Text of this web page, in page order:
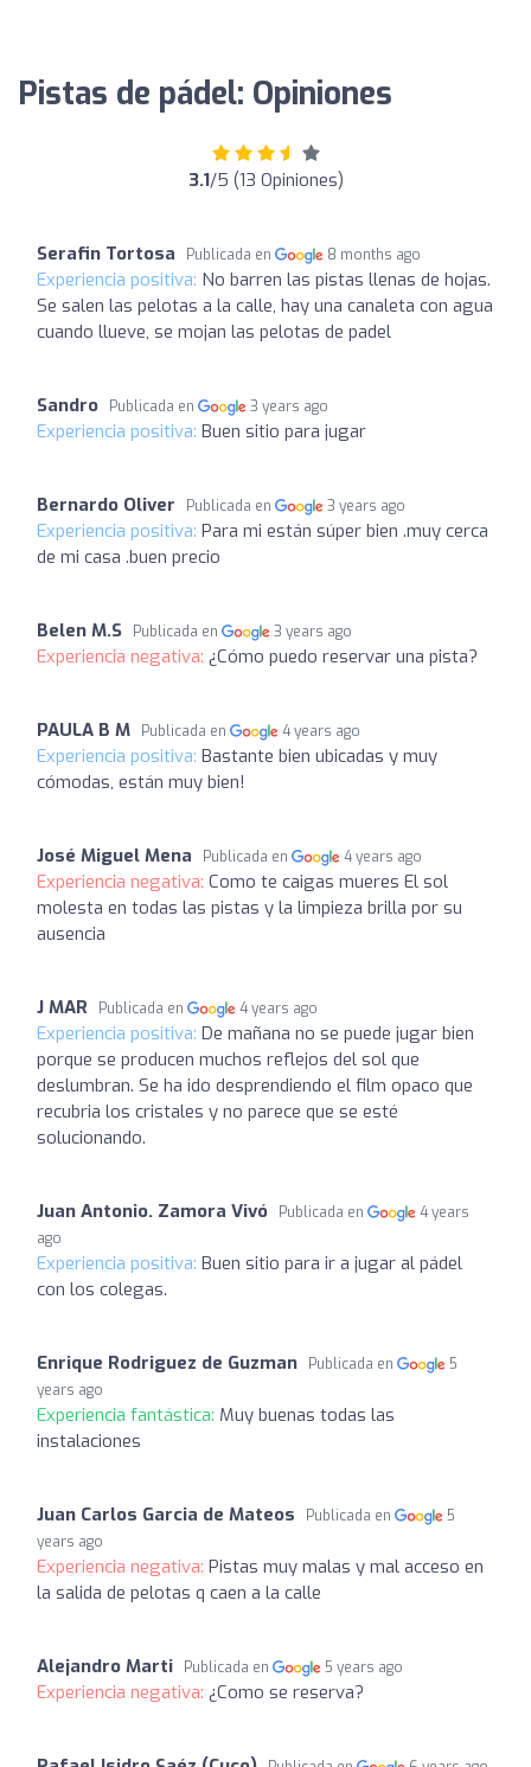
Pistas de pádel: Opiniones
3.1/5 (13 Opiniones)
Serafin Tortosa Publicada en 8 months ago
Experiencia positiva: No barren las pistas llenas de hojas.
Se salen las pelotas a la calle, hay una canaleta con agua
cuando llueve, se mojan las pelotas de padel
Sandro Publicada en 3 years ago
Experiencia positiva: Buen sitio para jugar
Bernardo Oliver Publicada en 3 years ago
Experiencia positiva: Para mi están súper bien .muy cerca
de mi casa .buen precio
Belen M.S Publicada en 3 years ago
Experiencia negativa: ¿Cómo puedo reservar una pista?
PAULA B M Publicada en 4 years ago
Experiencia positiva: Bastante bien ubicadas y muy
cómodas, están muy bien!
José Miguel Mena Publicada en 4 years ago
Experiencia negativa: Como te caigas mueres El sol
molesta en todas las pistas y la limpieza brilla por su
ausencia
J MAR Publicada en 4 years ago
Experiencia positiva: De mañana no se puede jugar bien
porque se producen muchos reflejos del sol que
deslumbran. Se ha ido desprendiendo el film opaco que
recubria los cristales y no parece que se esté
solucionando.
Juan Antonio. Zamora Vivó Publicada en
4 years
ago
Experiencia positiva: Buen sitio para ir a jugar al pádel
con los colegas.
Enrique Rodriguez de Guzman Publicada en
5
years ago
Experiencia fantástica: Muy buenas todas las
instalaciones
Juan Carlos Garcia de Mateos Publicada en
5
years ago
Experiencia negativa: Pistas muy malas y mal acceso en
la salida de pelotas q caen a la calle
Alejandro Marti Publicada en 5 years ago
Experiencia negativa: ¿Como se reserva?